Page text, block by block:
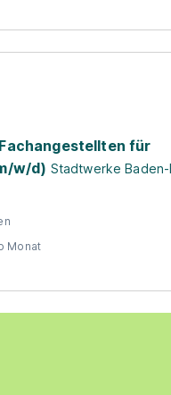
für
w/d) Stadtwerke Baden-
Monat